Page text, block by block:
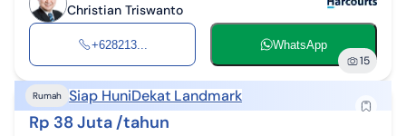
Christian Triswanto
+628213... WhatsApp
15
Rumah Siap HuniDekat Landmark
Rp 38 Juta /tahun